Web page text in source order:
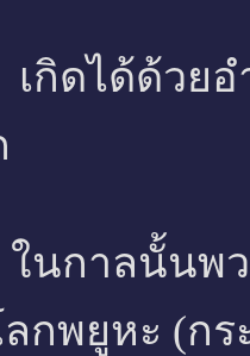
เกิดได้ด้วย
ในกาลนั้นพ
กพยูหะ (ก